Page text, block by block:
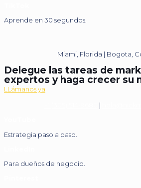
Aprende en 30 segundos.
Miami, Florida | Bogota,
Delegue las tareas de
expertos y haga crecer su
LLámanos ya
|
Estrategia paso a paso.
Para dueños de negocio.